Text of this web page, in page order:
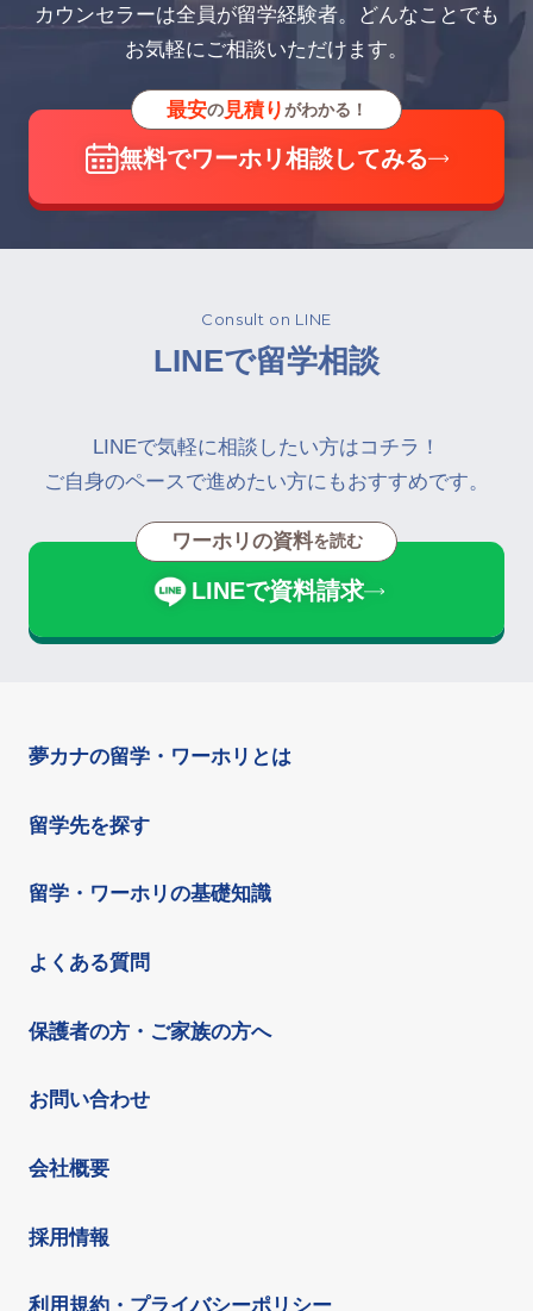
カウンセラーは全員が留学経験者。どんなことでも
お気軽にご相談いただけます。
最安の見積りがわかる！
無料でワーホリ相談してみる
Consult on LINE
LINEで留学相談
LINEで気軽に相談したい方はコチラ！
ご自身のペースで進めたい方にもおすすめです。
ワーホリの資料を読む
LINEで資料請求
夢カナの留学・ワーホリとは
留学先を探す
留学・ワーホリの基礎知識
よくある質問
保護者の方・ご家族の方へ
お問い合わせ
会社概要
採用情報
利用規約・プライバシーポリシー